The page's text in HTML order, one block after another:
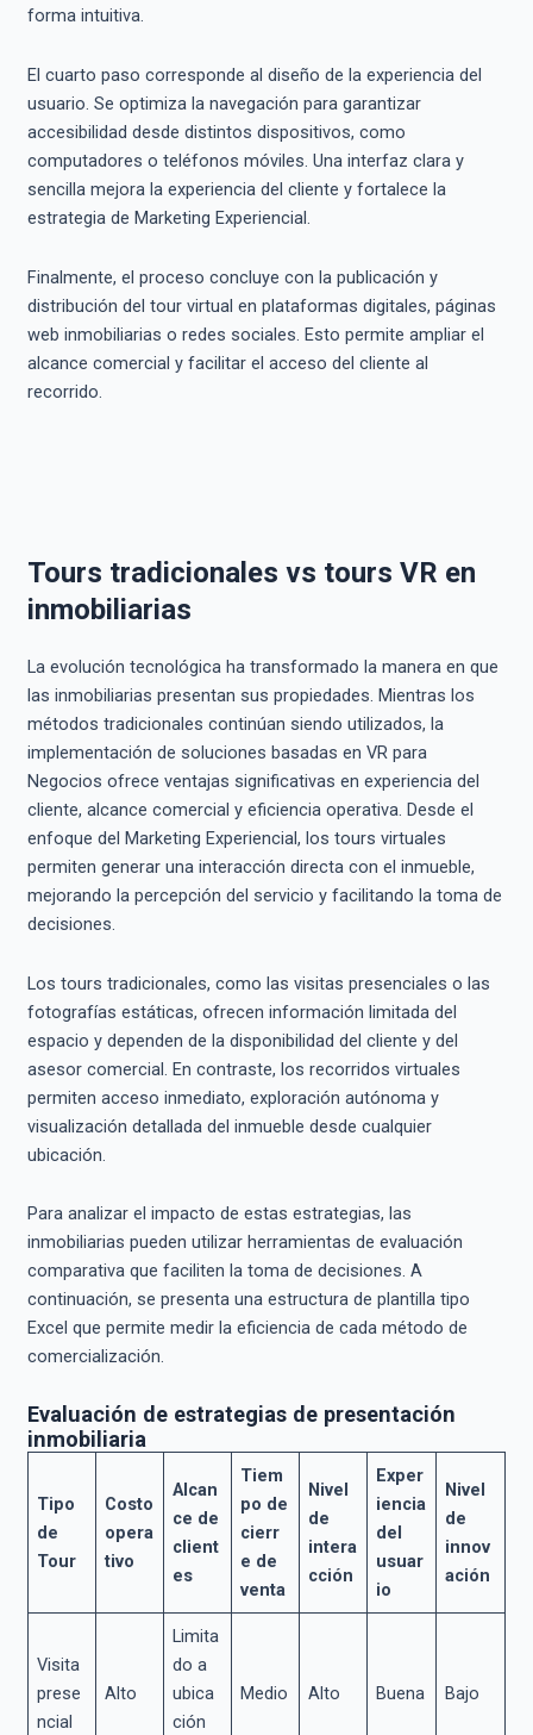
forma intuitiva.
El cuarto paso corresponde al diseño de la experiencia del
usuario. Se optimiza la navegación para garantizar
accesibilidad desde distintos dispositivos, como
computadores o teléfonos móviles. Una interfaz clara y
sencilla mejora la experiencia del cliente y fortalece la
estrategia de Marketing Experiencial.
Finalmente, el proceso concluye con la publicación y
distribución del tour virtual en plataformas digitales, páginas
web inmobiliarias o redes sociales. Esto permite ampliar el
alcance comercial y facilitar el acceso del cliente al
recorrido.
Tours tradicionales vs tours VR en
inmobiliarias
La evolución tecnológica ha transformado la manera en que
las inmobiliarias presentan sus propiedades. Mientras los
métodos tradicionales continúan siendo utilizados, la
implementación de soluciones basadas en VR para
Negocios ofrece ventajas significativas en experiencia del
cliente, alcance comercial y eficiencia operativa. Desde el
enfoque del Marketing Experiencial, los tours virtuales
permiten generar una interacción directa con el inmueble,
mejorando la percepción del servicio y facilitando la toma de
decisiones.
Los tours tradicionales, como las visitas presenciales o las
fotografías estáticas, ofrecen información limitada del
espacio y dependen de la disponibilidad del cliente y del
asesor comercial. En contraste, los recorridos virtuales
permiten acceso inmediato, exploración autónoma y
visualización detallada del inmueble desde cualquier
ubicación.
Para analizar el impacto de estas estrategias, las
inmobiliarias pueden utilizar herramientas de evaluación
comparativa que faciliten la toma de decisiones. A
continuación, se presenta una estructura de plantilla tipo
Excel que permite medir la eficiencia de cada método de
comercialización.
Evaluación de estrategias de presentación
inmobiliaria
Tipo
de
Tour
Costo
opera
tivo
Alcan
ce de
client
es
Tiem
po de
cierr
e de
venta
Nivel
de
intera
cción
Exper
iencia
del
usuar
io
Nivel
de
innov
ación
Visita
prese
ncial
Alto
Limita
do a
ubica
ción
Medio Alto Buena Bajo